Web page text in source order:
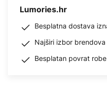
Lumories.hr
Besplatna dostava
Najširi izbor brendova
Besplatan povrat